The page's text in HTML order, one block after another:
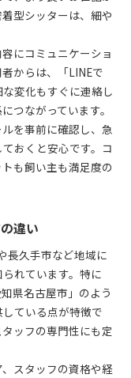
型シッターは、細や
にコミュニケーショ
からは、「LINEで
変化もすぐに連絡し
つながっています。
を事前に確認し、急
おくと安心です。コ
も飼い主も満足度の
違い
長久手市など地域に
れています。特に
県名古屋市」のよう
ている点が特徴で
ッフの専門性にも定
スタッフの資格や経